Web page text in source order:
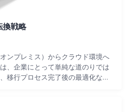
換戦略
ンプレミス）からクラウド環境へ
、企業にとって単純な道のりでは
移行プロセス完了後の最適化な